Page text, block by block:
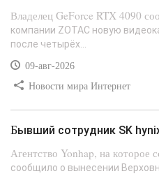
Владелец GeForce RTX 4090
компании ZOTAC новую
после четырёх...
09-авг-2026
Новости мира Интернет
Бывший сотрудник SK
Агентство Yonhap, на которое
сообщило о вынесении